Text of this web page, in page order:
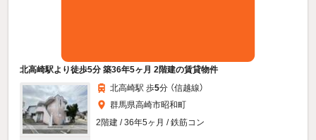
北高崎駅より徒歩5分 築36年5ヶ月 2階建の賃貸物件
北高崎駅 歩5分 （信越線）
群馬県高崎市昭和町
2階建 / 36年5ヶ月 / 鉄筋コン